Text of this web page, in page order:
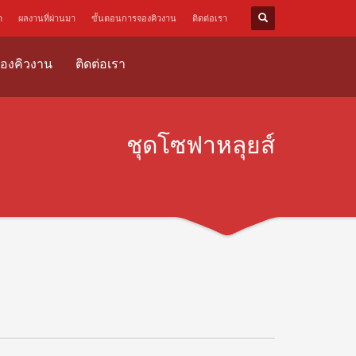
ผลงานที่ผ่านมา ขั้นตอนการจองคิวงาน ติดต่อเรา
งคิวงาน ติดต่อเรา
ชุดโซฟาหลุยส์